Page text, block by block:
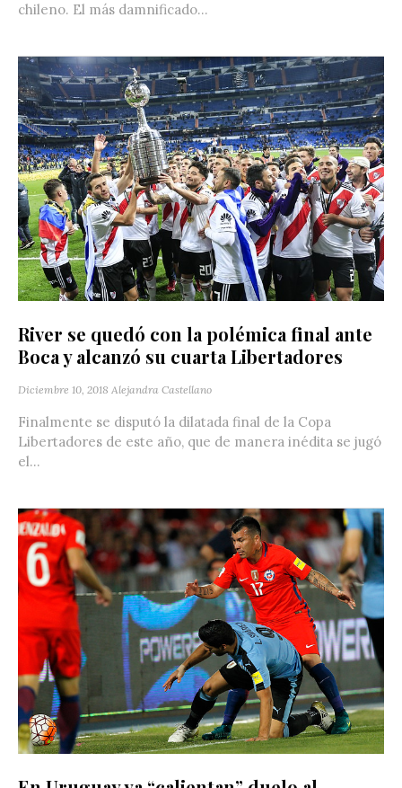
chileno. El más damnificado...
River se quedó con la polémica final ante
Boca y alcanzó su cuarta Libertadores
Diciembre 10, 2018 Alejandra Castellano
Finalmente se disputó la dilatada final de la Copa
Libertadores de este año, que de manera inédita se jugó
el...